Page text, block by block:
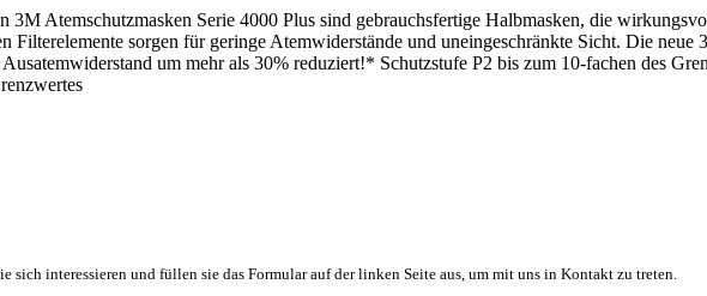
3M Atemschutzmasken Serie 4000 Plus sind gebrauchsfertige Halbmasken, die
Filterelemente sorgen für geringe Atem­wider­stände und unein­geschränkte Sicht. Die
um mehr als 30% reduziert!* Schutzstufe P2 bis zum 10‑fachen des
sich interessieren und füllen sie das Formular auf der linken Seite aus, um mit uns in Kontakt zu treten.